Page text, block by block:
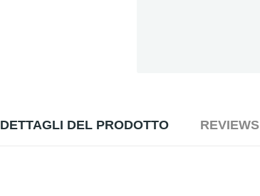
DETTAGLI DEL PRODOTTO REVIEWS